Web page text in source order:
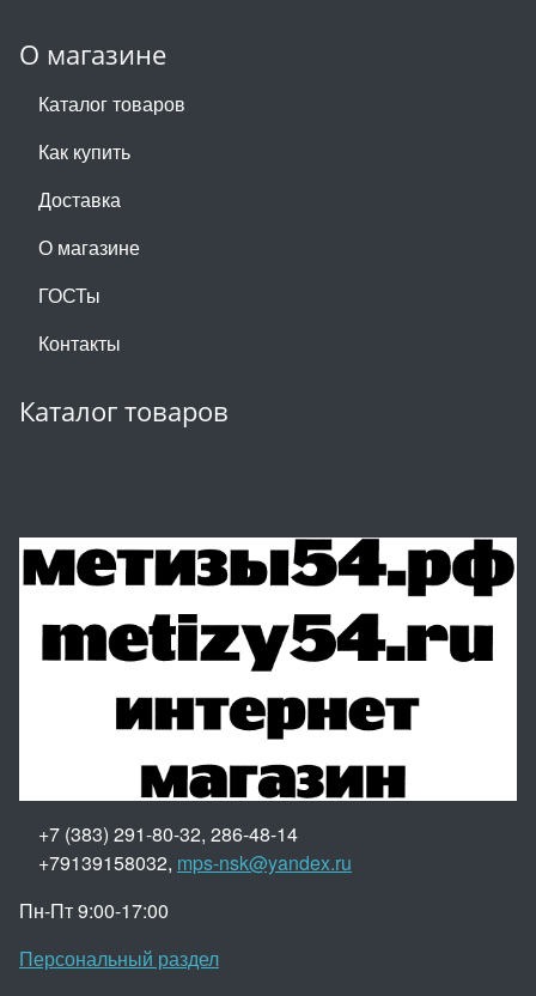
О магазине
Каталог товаров
Как купить
Доставка
О магазине
ГОСТы
Контакты
Каталог товаров
+7 (383) 291-80-32, 286-48-14
+79139158032, mps-nsk@yandex.ru
Пн-Пт 9:00-17:00
Персональный раздел